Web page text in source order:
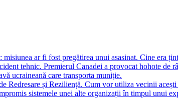
ar fi fost pregătirea unui asasinat. Cine era
tehnic. Premierul Canadei a provocat hohote de
ucraineană care transporta muniţie.
Redresare și Reziliență. Cum vor utiliza vecinii acești
sistemele unei alte organizații în timpul unui